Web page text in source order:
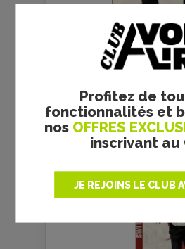
Profitez de
fonctionnalités et
nos OFFRES
inscrivant au
JE REJOINS LE CLUB
RAY